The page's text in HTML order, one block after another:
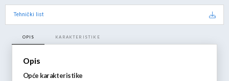
Tehnički list
OPIS KARAKTERISTIKE
Opis
Opće karakteristike